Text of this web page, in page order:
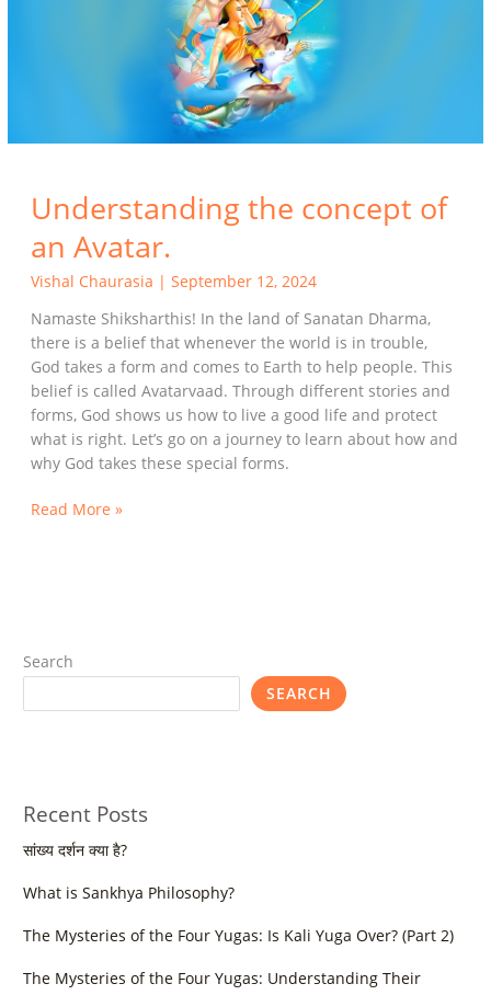
Understanding the concept of
an Avatar.
Vishal Chaurasia | September 12, 2024
Namaste Shiksharthis! In the land of Sanatan Dharma,
there is a belief that whenever the world is in trouble,
God takes a form and comes to Earth to help people. This
belief is called Avatarvaad. Through different stories and
forms, God shows us how to live a good life and protect
what is right. Let’s go on a journey to learn about how and
why God takes these special forms.
Read More »
Search
SEARCH
Recent Posts
सांख्य दर्शन क्या है?
What is Sankhya Philosophy?
The Mysteries of the Four Yugas: Is Kali Yuga Over? (Part 2)
The Mysteries of the Four Yugas: Understanding Their